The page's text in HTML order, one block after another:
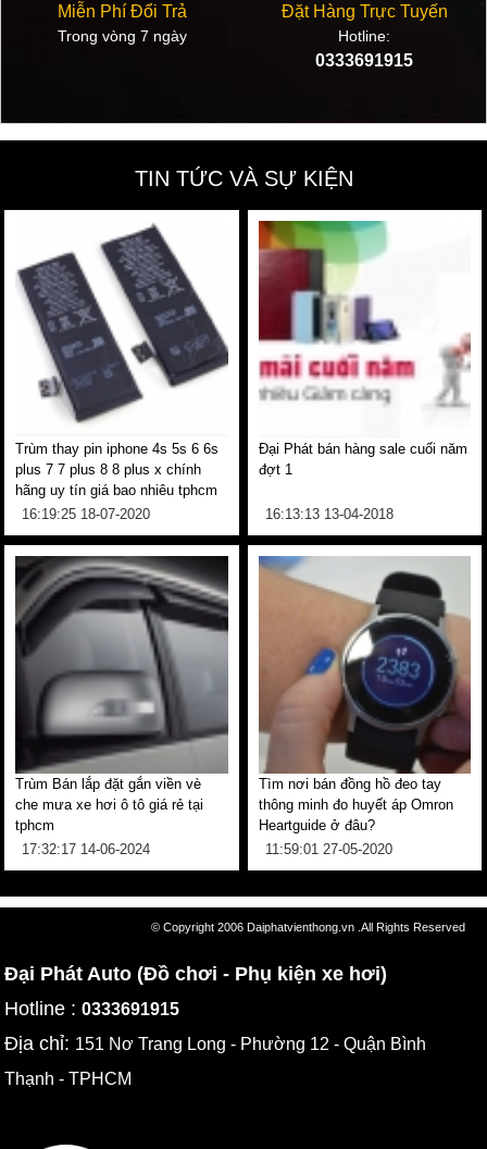
Miễn Phí Đổi Trả
Trong vòng 7 ngày
Đặt Hàng Trực Tuyến
Hotline:
0333691915
TIN TỨC VÀ SỰ KIỆN
Trùm thay pin iphone 4s 5s 6 6s
plus 7 7 plus 8 8 plus x chính
hãng uy tín giá bao nhiêu tphcm
16:19:25 18-07-2020
Đại Phát bán hàng sale cuối năm
đợt 1
16:13:13 13-04-2018
Trùm Bán lắp đặt gắn viền vè
che mưa xe hơi ô tô giá rẻ tại
tphcm
17:32:17 14-06-2024
Tìm nơi bán đồng hồ đeo tay
thông minh đo huyết áp Omron
Heartguide ở đâu?
11:59:01 27-05-2020
© Copyright 2006 Daiphatvienthong.vn .All Rights Reserved
Đại Phát Auto (Đồ chơi - Phụ kiện xe hơi)
Hotline :0333691915
Địa chỉ: 151 Nơ Trang Long - Phường 12 - Quận Bình
Thạnh - TPHCM